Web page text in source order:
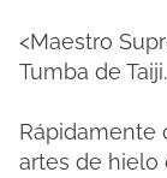
<Maestro
Tumba de Taiji.
Rápidamente
artes de hielo